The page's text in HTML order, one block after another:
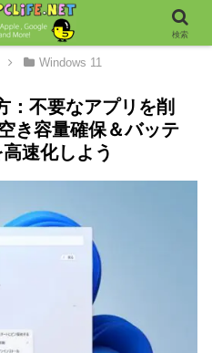
Windows 11
不要なアプリを削
き容量確保＆バッテ
速化しよう
検索